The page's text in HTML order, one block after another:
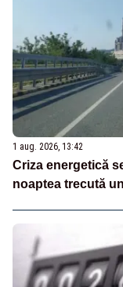
1 aug. 2026, 13:42
Criza energetică
noaptea trecută